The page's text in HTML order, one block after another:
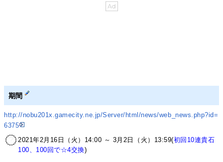
期間
http://nobu201x.gamecity.ne.jp/Server/html/news/web_news.php?id=
6375
2021年2月16日（火）14:00 ～ 3月2日（火）13:59(初回10連貴石
100、100回で☆4交換)